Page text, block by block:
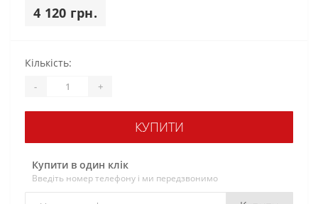
4 120 грн.
Кількість:
- +
КУПИТИ
Купити в один клік
Введіть номер телефону і ми передзвонимо